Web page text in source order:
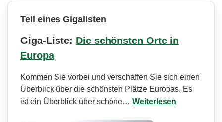
Teil eines Gigalisten
Giga-Liste: Die schönsten Orte in
Europa
Kommen Sie vorbei und verschaffen Sie sich einen
Überblick über die schönsten Plätze Europas. Es
ist ein Überblick über schöne… Weiterlesen